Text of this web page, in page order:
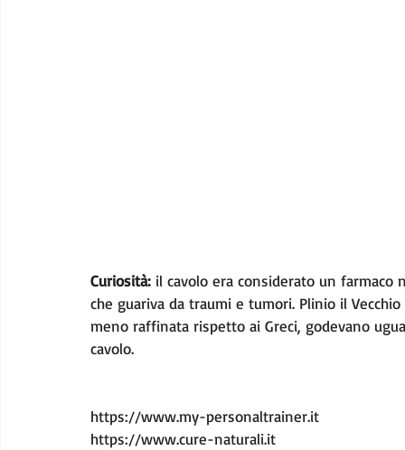
Curiosità: il cavolo era considerato un farmaco
che guariva da traumi e tumori. Plinio il
meno raffinata rispetto ai Greci, godevano
cavolo.
https://www.my-personaltrainer.it
https://www.cure-naturali.it